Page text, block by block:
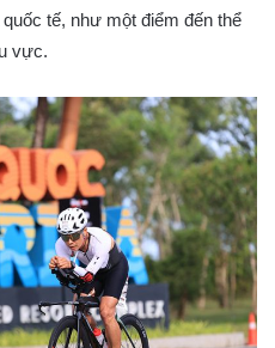
tế, như một điểm đến thể
vực.